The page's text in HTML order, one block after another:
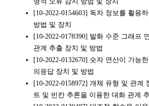
[10-2022-0154603] 독자 정보를 활용
방법 및 장치
[10-2022-0178390] 발화 수준 그래프
관계 추출 장치 및 방법
[10-2022-0132670] 숫자 연산이 가능
의응답 장치 및 방법
[10-2022-0158972] 개체 유형 및 관계
트 및 빈칸 추론을 이용한 대화 관계